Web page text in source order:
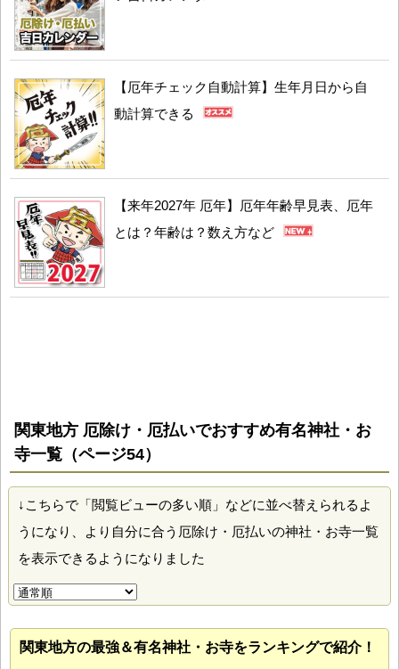
【厄年チェック自動計算】生年月日から自
動計算できる
【来年2027年 厄年】厄年年齢早見表、厄年
とは？年齢は？数え方など
関東地方 厄除け・厄払いでおすすめ有名神社・お
寺一覧（ページ54）
↓こちらで「閲覧ビューの多い順」などに並べ替えられるよ
うになり、より自分に合う厄除け・厄払いの神社・お寺一覧
を表示できるようになりました
関東地方の最強＆有名神社・お寺をランキングで紹介！